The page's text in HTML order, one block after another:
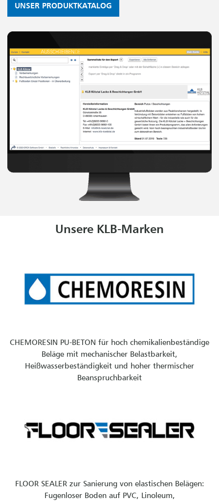
UNSER PRODUKTKATALOG
Unsere KLB-Marken
CHEMORESIN PU-BETON für hoch chemikalienbeständige
Beläge mit mechanischer Belastbarkeit,
Heißwasserbeständigkeit und hoher thermischer
Beanspruchbarkeit
FLOOR SEALER zur Sanierung von elastischen Belägen:
Fugenloser Boden auf PVC, Linoleum,